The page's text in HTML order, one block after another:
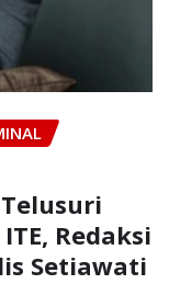
Redaksi
Setiawati